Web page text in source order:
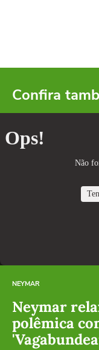
Confira
NEYMAR
Neymar
polêmica